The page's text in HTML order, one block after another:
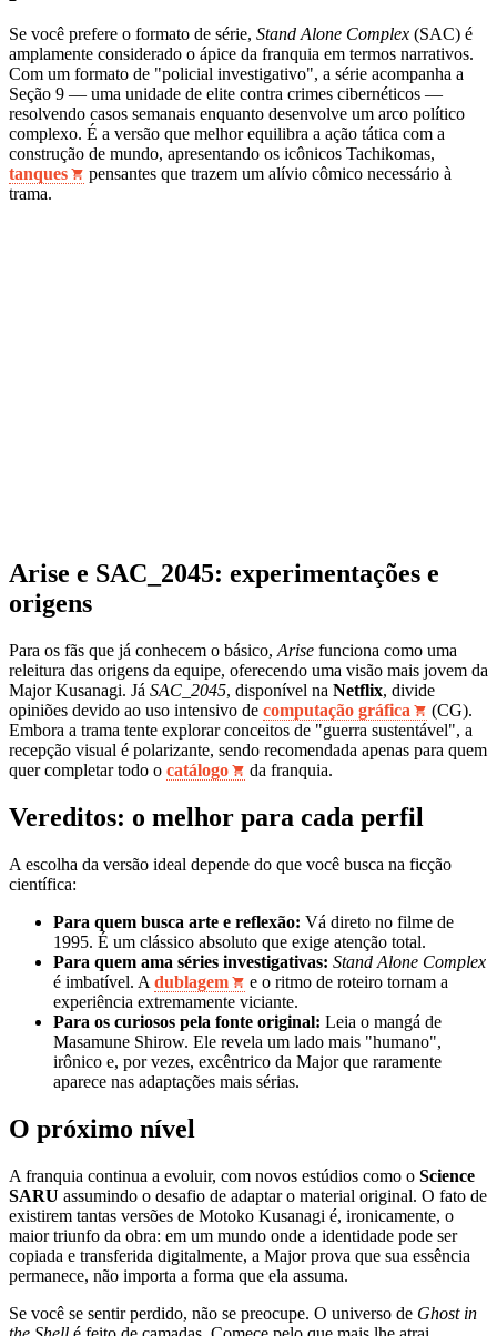
Se você prefere o formato de série, Stand Alone Complex (SAC) é
amplamente considerado o ápice da franquia em termos narrativos.
Com um formato de "policial investigativo", a série acompanha a
Seção 9 — uma unidade de elite contra crimes cibernéticos —
resolvendo casos semanais enquanto desenvolve um arco político
complexo. É a versão que melhor equilibra a ação tática com a
construção de mundo, apresentando os icônicos Tachikomas,
tanques
pensantes que trazem um alívio cômico necessário à
trama.
Arise e SAC_2045: experimentações e
origens
Para os fãs que já conhecem o básico, Arise funciona como uma
releitura das origens da equipe, oferecendo uma visão mais jovem da
Major Kusanagi. Já SAC_2045, disponível na Netflix, divide
opiniões devido ao uso intensivo de computação gráfica
(CG).
Embora a trama tente explorar conceitos de "guerra sustentável", a
recepção visual é polarizante, sendo recomendada apenas para quem
quer completar todo o catálogo da franquia.
Vereditos: o melhor para cada perfil
A escolha da versão ideal depende do que você busca na ficção
científica:
Para quem busca arte e reflexão: Vá direto no filme de
1995. É um clássico absoluto que exige atenção total.
Para quem ama séries investigativas: Stand Alone Complex
é imbatível. A dublagem
e o ritmo de roteiro tornam a
experiência extremamente viciante.
Para os curiosos pela fonte original: Leia o mangá de
Masamune Shirow. Ele revela um lado mais "humano",
irônico e, por vezes, excêntrico da Major que raramente
aparece nas adaptações mais sérias.
O próximo nível
A franquia continua a evoluir, com novos estúdios como o Science
SARU assumindo o desafio de adaptar o material original. O fato de
existirem tantas versões de Motoko Kusanagi é, ironicamente, o
maior triunfo da obra: em um mundo onde a identidade pode ser
copiada e transferida digitalmente, a Major prova que sua essência
permanece, não importa a forma que ela assuma.
Se você se sentir perdido, não se preocupe. O universo de Ghost in